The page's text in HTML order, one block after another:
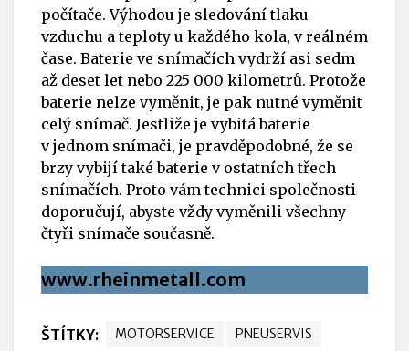
počítače. Výhodou je sledování tlaku
vzduchu a teploty u každého kola, v reálném
čase. Baterie ve snímačích vydrží asi sedm
až deset let nebo 225 000 kilometrů. Protože
baterie nelze vyměnit, je pak nutné vyměnit
celý snímač. Jestliže je vybitá baterie
v jednom snímači, je pravděpodobné, že se
brzy vybijí také baterie v ostatních třech
snímačích. Proto vám technici společnosti
doporučují, abyste vždy vyměnili všechny
čtyři snímače současně.
www.rheinmetall.com
ŠTÍTKY: MOTORSERVICE
PNEUSERVIS